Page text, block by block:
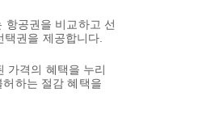
항공권을 비교하고 선
권을 제공합니다.
가격의 혜택을 누리
하는 절감 혜택을